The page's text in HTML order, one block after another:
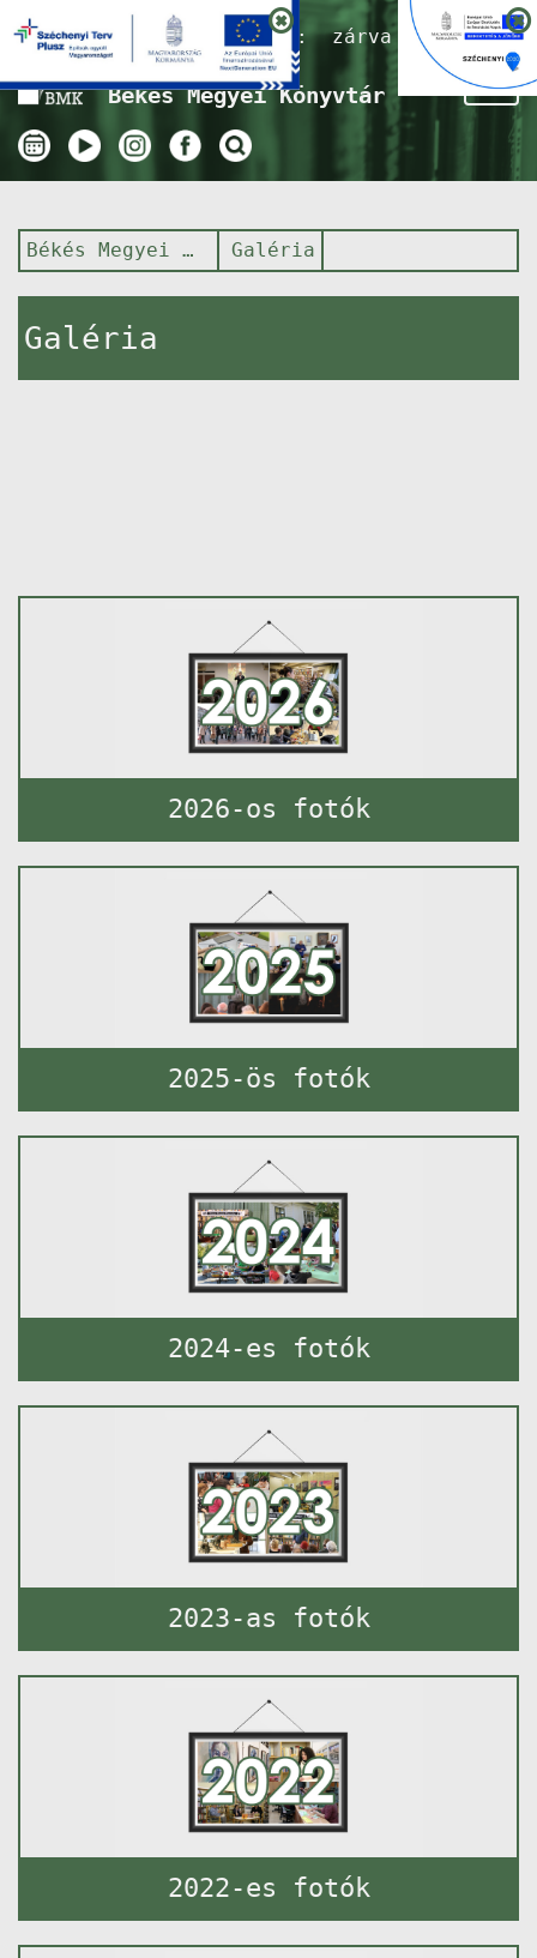
Nyitvatartás ma:zárva
Békés Megyei Könyvtár
Békés Megyei Könyvtár Galéria
Galéria
2026-os fotók
2025-ös fotók
2024-es fotók
2023-as fotók
2022-es fotók